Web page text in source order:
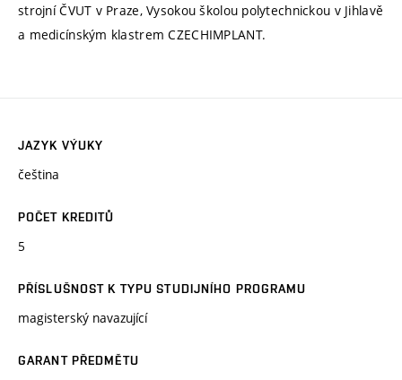
strojní ČVUT v Praze, Vysokou školou polytechnickou v Jihlavě
a medicínským klastrem CZECHIMPLANT.
JAZYK VÝUKY
čeština
POČET KREDITŮ
5
PŘÍSLUŠNOST K TYPU STUDIJNÍHO PROGRAMU
magisterský navazující
GARANT PŘEDMĚTU